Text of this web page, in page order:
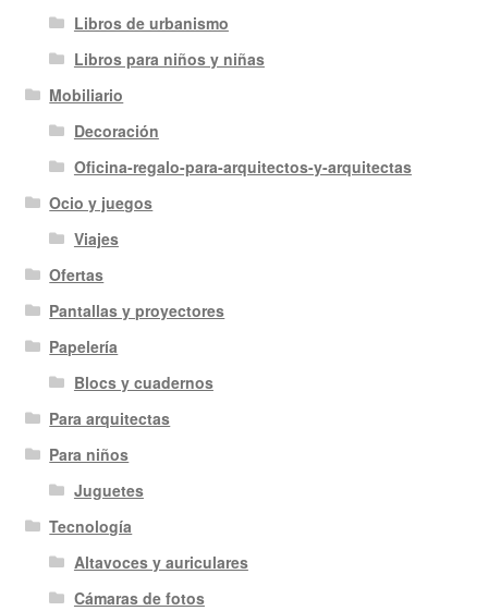
Libros de urbanismo
Libros para niños y niñas
Mobiliario
Decoración
Oficina-regalo-para-arquitectos-y-arquitectas
Ocio y juegos
Viajes
Ofertas
Pantallas y proyectores
Papelería
Blocs y cuadernos
Para arquitectas
Para niños
Juguetes
Tecnología
Altavoces y auriculares
Cámaras de fotos